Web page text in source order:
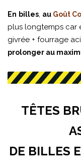
En billes, au Goût
plus longtemps car
givrée + fourrage
prolonger au
TÊTES
DE BILLES